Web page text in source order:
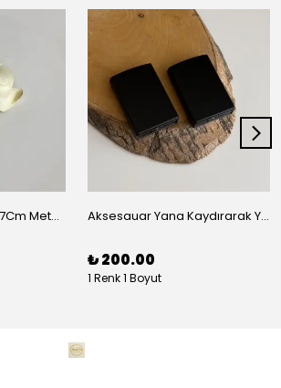
Aksesauar Kurdele 7Cm Metal Pens Toka Aksesauar Yana Kaydırarak Yanmalı Kum Siyah Çakmak
₺ 200.00
1 Renk 1 Boyut